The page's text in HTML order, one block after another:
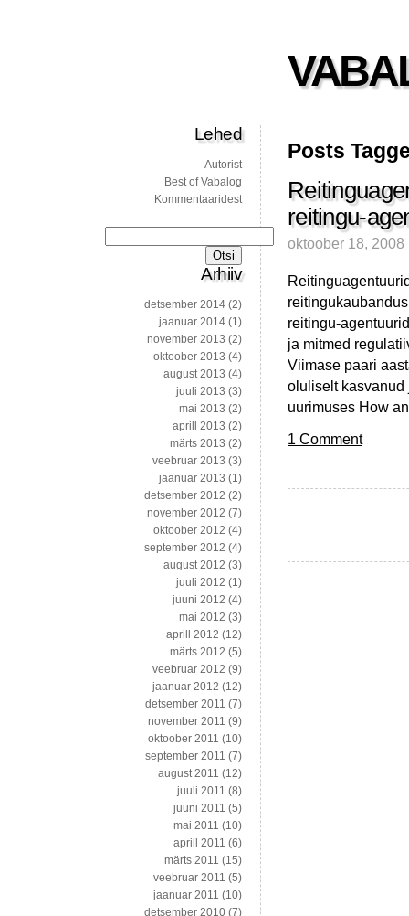
Posts
reitingu-
oktoober 18, 2008
reitingu-
ja mitmed
Viimase paari
oluliselt kasvanud
uurimuses How
1 Comment
Lehed
Autorist
Best of Vabalog
Kommentaaridest
Arhiiv
detsember 2014 (2)
jaanuar 2014 (1)
november 2013 (2)
oktoober 2013 (4)
august 2013 (4)
juuli 2013 (3)
mai 2013 (2)
aprill 2013 (2)
märts 2013 (2)
veebruar 2013 (3)
jaanuar 2013 (1)
detsember 2012 (2)
november 2012 (7)
oktoober 2012 (4)
september 2012 (4)
august 2012 (3)
juuli 2012 (1)
juuni 2012 (4)
mai 2012 (3)
aprill 2012 (12)
märts 2012 (5)
veebruar 2012 (9)
jaanuar 2012 (12)
detsember 2011 (7)
november 2011 (9)
oktoober 2011 (10)
september 2011 (7)
august 2011 (12)
juuli 2011 (8)
juuni 2011 (5)
mai 2011 (10)
aprill 2011 (6)
märts 2011 (15)
veebruar 2011 (5)
jaanuar 2011 (10)
detsember 2010 (7)